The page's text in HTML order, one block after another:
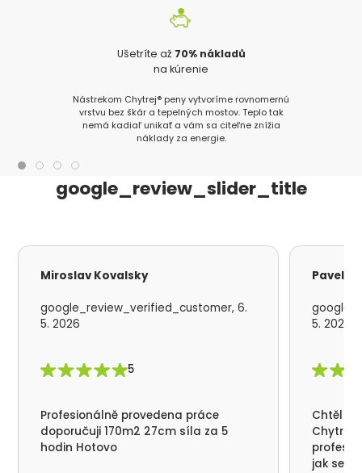
Ušetríte až 70% nákladů
na kúrenie
Nástrekom Chytrej® peny vytvoríme rovnomernú
vrstvu bez škár a tepelných mostov. Teplo tak
nemá kadiaľ unikať a vám sa citeľne znížia
náklady za energie.
google_review_slider_title
Miroslav Kovalsky
google_review_verified_customer, 6.
5. 2026
5
Profesionálně provedena práce
doporučuji 170m2 27cm síla za 5
hodin Hotovo
Pavel
5. 2026
Chtěl
Chytrá
jak se